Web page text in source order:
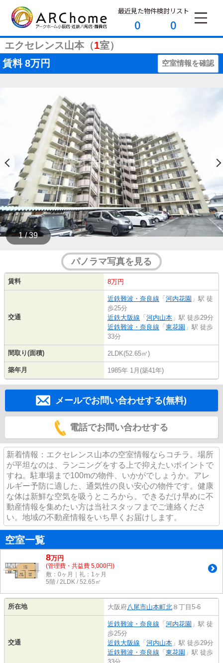
最近見た物件
0
検討リスト
0
エクセレンス山本（1室）
賃料 8万円 空室情報を確認
1 / 39
パノラマ写真を見る
賃料 8万円
交通
近鉄難波・奈良線 「 河内花園 」駅 徒
歩25分
近鉄大阪線 「 河内山本 」駅 徒歩29分
近鉄難波・奈良線 「 東花園 」駅 徒歩
33分
間取り(面積) 2LDK(52.65㎡)
築年月 1985年 1月(築41年)
メールでお問い合わせする(無料)
電話でお問い合わせする
新着情報：エクセレンス山本の空室情報ならコチラ。場所
が平坦なのは、ランニングをする上で抑えたいポイントで
すね。駐車場まで100mの物件、いかがでしょうか。アレ
ルギー予防に適した、通気性の良い安心の物件です。健康
な体は新鮮な空気を吸うところから。できるだけ早めに不
動産情報を集めたい方は当社スタッフまでご連絡くださ
い。地域の不動産情報をいち早くお届けします。
空室一覧
8万円
(管理費・共益費 5,000円)
敷：0ヶ月｜礼：1ヶ月
5階 / 2LDK / 52.65㎡
所在地 大阪府八尾市山本町北 ８丁目5-6
交通
近鉄難波・奈良線 「 河内花園 」駅 徒
歩25分
近鉄大阪線 「 河内山本 」駅 徒歩29分
近鉄難波・奈良線 「 東花園 」駅 徒歩